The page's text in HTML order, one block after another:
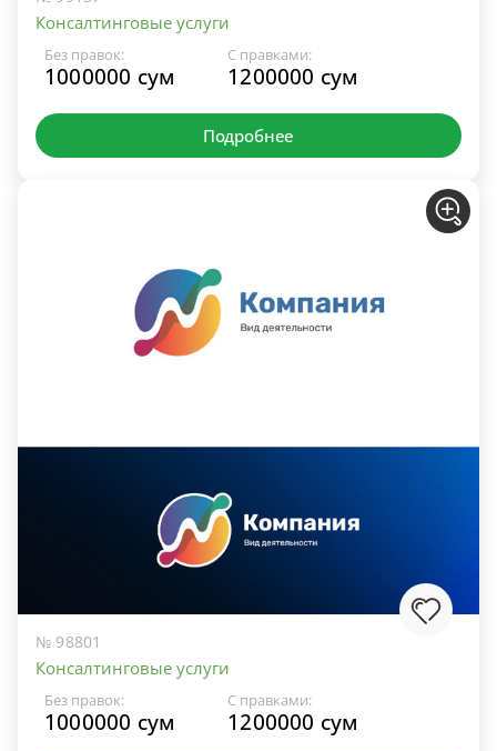
Консалтинговые услуги
Без правок:
1000000 сум
С правками:
1200000 сум
Подробнее
№ 98801
Консалтинговые услуги
Без правок:
1000000 сум
С правками:
1200000 сум